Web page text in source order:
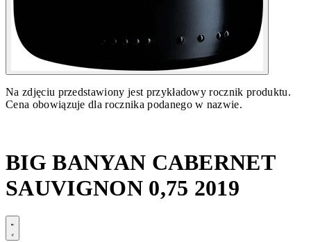
Na zdjęciu przedstawiony jest przykładowy rocznik produktu.
Cena obowiązuje dla rocznika podanego w nazwie.
BIG BANYAN CABERNET
SAUVIGNON 0,75 2019